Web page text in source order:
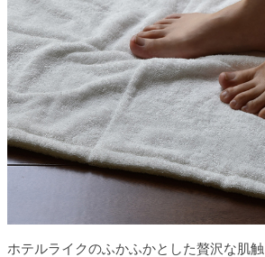
ホテルライクのふかふかとした贅沢な肌